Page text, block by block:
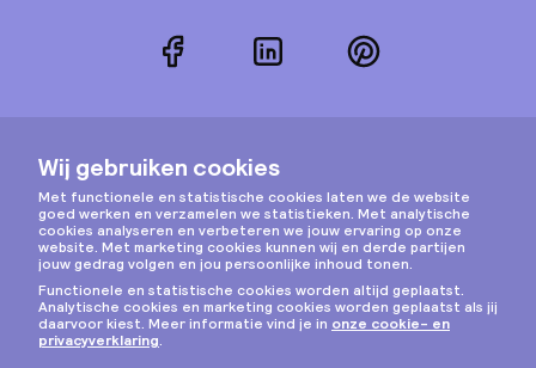
FacebookLinkedInPinterest
Instagram